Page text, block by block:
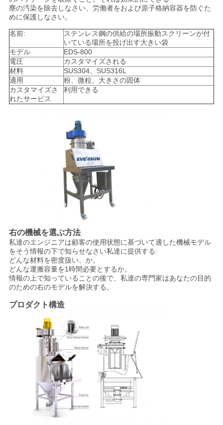
絡
し
な
さ
い
な
さ
い
SITEMAP
塵の汚染を除去しなさい、労働者をおよび原子格納容器を防ぐた
めに保護しなさい。
名前:
ステンレス鋼の供給の場所振動スクリーンが付
いている場所を投げ出す大きい袋
モデル
EDS-800
電圧
カスタマイズされる
材料
SUS304、SUS316L
適用
粉、微粒、大きさの固体
カスタマイズさ
れたサービス
利用できる
右の機械を選ぶ方法
私達のエンジニアは顧客の使用状態に基づいて適した機械モデル
をそう情報の下で知らせなさい私達に提供する:
どんな材料を密度扱い、か。
どんな運搬容量を1時間必要とするか。
情報の上で知っていることの後で、私達の専門家はあなたの目的
のための右のモデルを解決する。
プロダクト構造